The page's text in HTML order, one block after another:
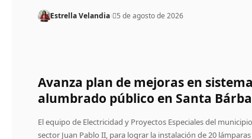
Estrella Velandia 5 de agosto de 2026
Avanza plan de mejoras en
alumbrado público en Santa
El equipo de Electricidad y Proyectos Especiales del
sector Juan Pablo II, para lograr la instalación de 20